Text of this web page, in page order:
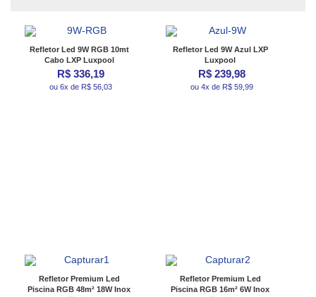
Refletor Led 9W RGB 10mt
Cabo LXP Luxpool
R$ 336,19
ou 6x de R$ 56,03
Refletor Led 9W Azul LXP
Luxpool
R$ 239,98
ou 4x de R$ 59,99
Refletor Premium Led
Piscina RGB 48m² 18W Inox
Refletor Premium Led
Piscina RGB 16m² 6W Inox